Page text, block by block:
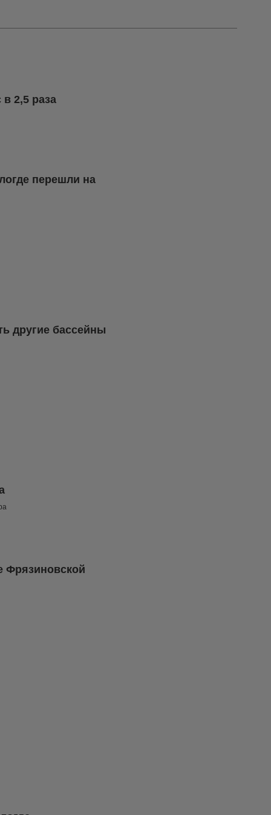
2,5 раза
перешли на
другие бассейны
Фрязиновской